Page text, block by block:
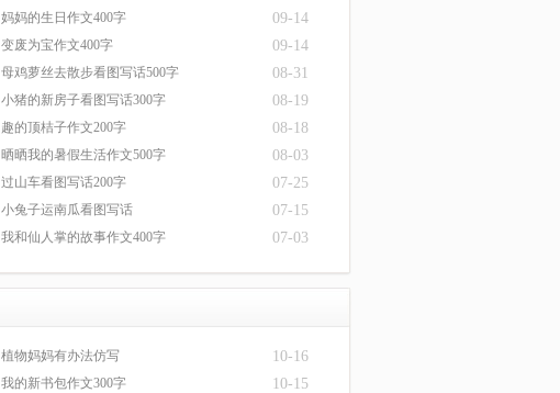
妈妈的生日作文400字 09-14
变废为宝作文400字 09-14
母鸡萝丝去散步看图写话500字 08-31
小猪的新房子看图写话300字 08-19
趣的顶桔子作文200字 08-18
晒晒我的暑假生活作文500字 08-03
过山车看图写话200字 07-25
小兔子运南瓜看图写话 07-15
我和仙人掌的故事作文400字 07-03
植物妈妈有办法仿写 10-16
我的新书包作文300字 10-15